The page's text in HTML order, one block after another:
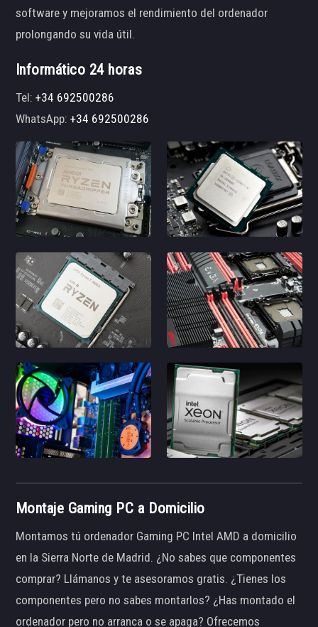
software y mejoramos el rendimiento del ordenador
prolongando su vida útil.
Informático 24 horas
Tel:+34 692500286
WhatsApp:+34 692500286
Montaje Gaming PC a Domicilio
Montamos tú ordenador Gaming PC Intel AMD a domicilio
en la Sierra Norte de Madrid. ¿No sabes que componentes
comprar? Llámanos y te asesoramos gratis. ¿Tienes los
componentes pero no sabes montarlos? ¿Has montado el
ordenador pero no arranca o se apaga? Ofrecemos